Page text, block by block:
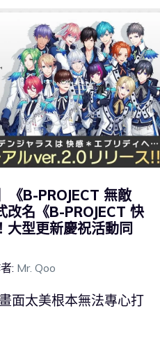
《B-PROJECT 無敵
改名《B-PROJECT 快
大型更新慶祝活動同
: Mr. Qoo
面太美根本無法專心打